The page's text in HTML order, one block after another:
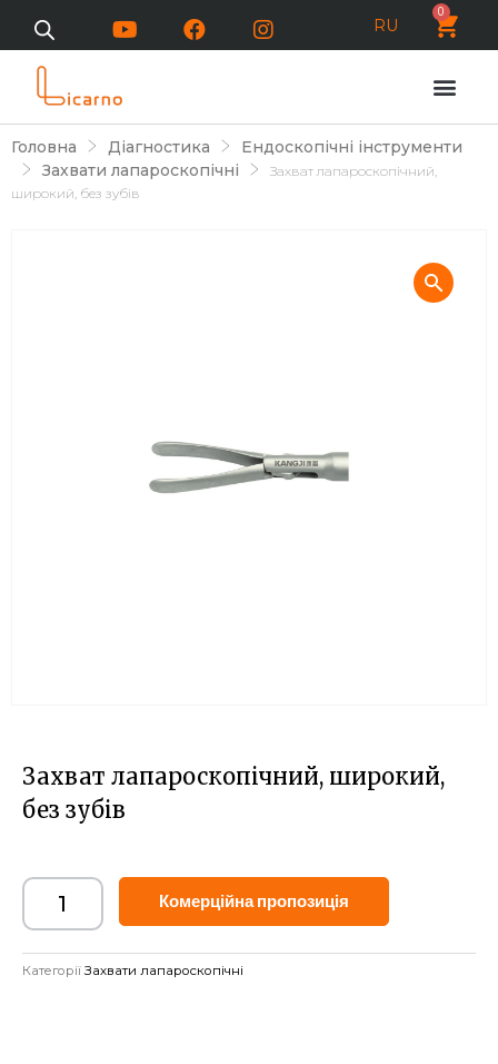
RU
0
Головна Діагностика
Ендоскопічні інструменти
Захвати лапароскопічні
Захват лапароскопічний,
широкий, без зубів
Захват лапароскопічний, широкий,
без зубів
Комерційна пропозиція
Категорії Захвати лапароскопічні